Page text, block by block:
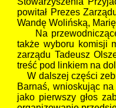
powitał Prezes
Wandę Wolińską,
Na
także wyboru komisji
zarządu Tadeusz
treść pod linkiem na
W dalszej części
Barnaś, wnioskując
jako pierwszy głos